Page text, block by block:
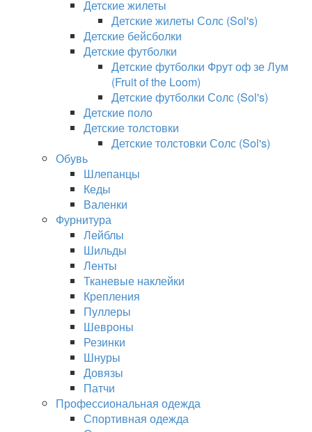
Детские жилеты
Детские жилеты Солс (Sol's)
Детские бейсболки
Детские футболки
Детские футболки Фрут оф зе Лум
(Fruit of the Loom)
Детские футболки Солс (Sol's)
Детские поло
Детские толстовки
Детские толстовки Солс (Sol's)
Обувь
Шлепанцы
Кеды
Валенки
Фурнитура
Лейблы
Шильды
Ленты
Тканевые наклейки
Крепления
Пуллеры
Шевроны
Резинки
Шнуры
Довязы
Патчи
Профессиональная одежда
Спортивная одежда